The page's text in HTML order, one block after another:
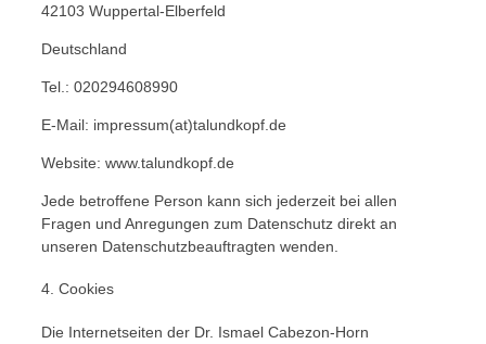
42103 Wuppertal-Elberfeld
Deutschland
Tel.: 020294608990
E-Mail: impressum(at)talundkopf.de
Website: www.talundkopf.de
Jede betroffene Person kann sich jederzeit bei allen
Fragen und Anregungen zum Datenschutz direkt an
unseren Datenschutzbeauftragten wenden.
4. Cookies
Die Internetseiten der Dr. Ismael Cabezon-Horn